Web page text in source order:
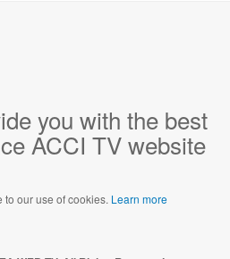
you with the best
ACCI TV website
our use of cookies. Learn more